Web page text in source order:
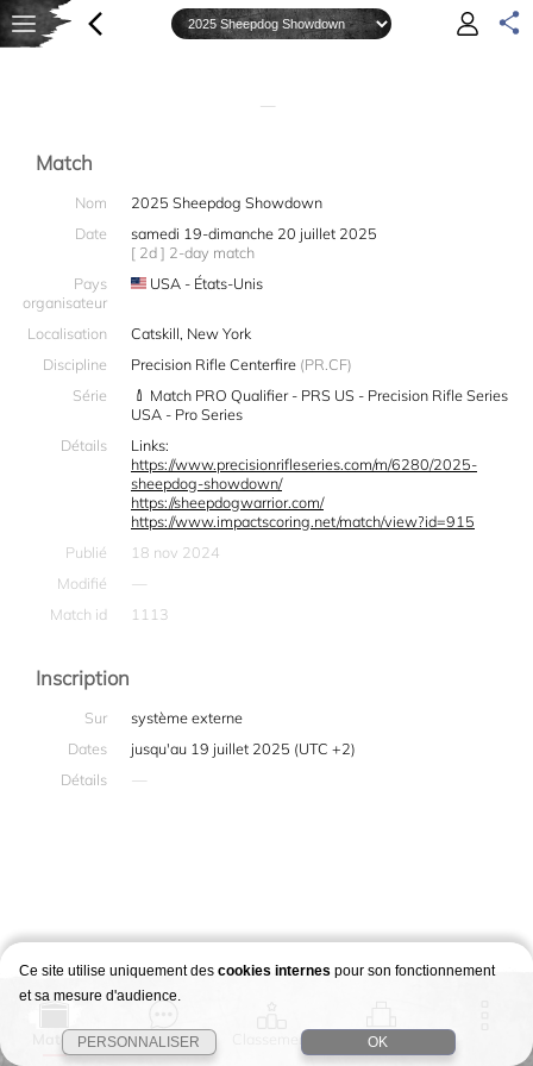
—
Match
Nom
2025 Sheepdog Showdown
Date
samedi 19-dimanche 20 juillet 2025
[ 2d ] 2-day match
Pays
organisateur
USA - États-Unis
Localisation
Catskill, New York
Discipline
Precision Rifle Centerfire (PR.CF)
Série
Match PRO Qualifier - PRS US - Precision Rifle Series
USA - Pro Series
Détails
Links:
https://www.precisionrifleseries.com/m/6280/2025-
sheepdog-showdown/
https://sheepdogwarrior.com/
https://www.impactscoring.net/match/view?id=915
Publié
18 nov 2024
Modifié
—
Match id
1113
Inscription
Sur
système externe
Dates
jusqu'au 19 juillet 2025 (UTC +2)
Détails
—
Match Story Classement Stages
Ce site utilise uniquement des cookies internes pour son fonctionnement
et sa mesure d'audience.
PERSONNALISER OK